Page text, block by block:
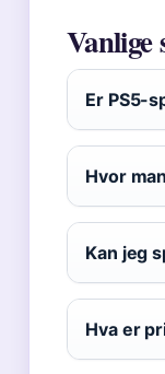
Vanlige
Er PS5-
Hvor
Kan jeg
Hva er